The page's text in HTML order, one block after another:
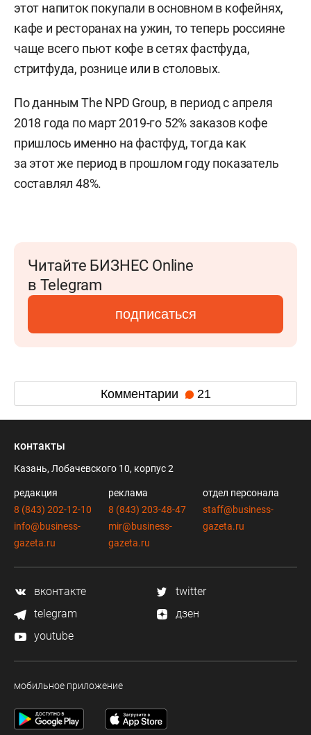
этот напиток покупали в основном в кофейнях,
кафе и ресторанах на ужин, то теперь россияне
чаще всего пьют кофе в сетях фастфуда,
стритфуда, рознице или в столовых.
По данным The NPD Group, в период с апреля
2018 года по март 2019-го 52% заказов кофе
пришлось именно на фастфуд, тогда как
за этот же период в прошлом году показатель
составлял 48%.
Читайте БИЗНЕС Online
в Telegram
подписаться
Комментарии 21
контакты
Казань, Лобачевского 10, корпус 2
редакция
8 (843) 202-12-10
info@business-
gazeta.ru
реклама
8 (843) 203-48-47
mir@business-
gazeta.ru
отдел персонала
staff@business-
gazeta.ru
вконтакте
twitter
telegram
дзен
youtube
мобильное приложение